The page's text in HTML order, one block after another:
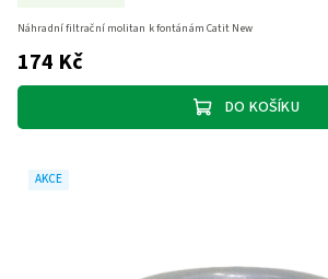
174 Kč
DO KOŠÍKU
Náhradní filtrační molitan k fontánám Catit New
AKCE